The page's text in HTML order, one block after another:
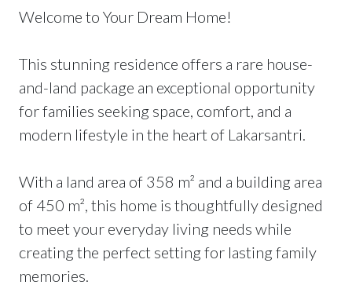
Welcome to Your Dream Home!
This stunning residence offers a rare house-
and-land package an exceptional opportunity
for families seeking space, comfort, and a
modern lifestyle in the heart of Lakarsantri.
With a land area of 358 m² and a building area
of 450 m², this home is thoughtfully designed
to meet your everyday living needs while
creating the perfect setting for lasting family
memories.